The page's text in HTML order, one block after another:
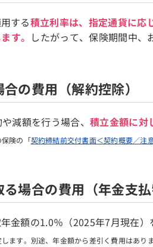
する積立利率は、指定通貨に応
す。 したがって、保険期間中、
の費用（解約控除）
減額を行う場合、積立金額に対
険の「契約締結前交付書面＜契約概要／注
場合の費用（年金支払
金額の1.0％（2025年7月現在）
ます。別途、年金額から差引く費用はありま